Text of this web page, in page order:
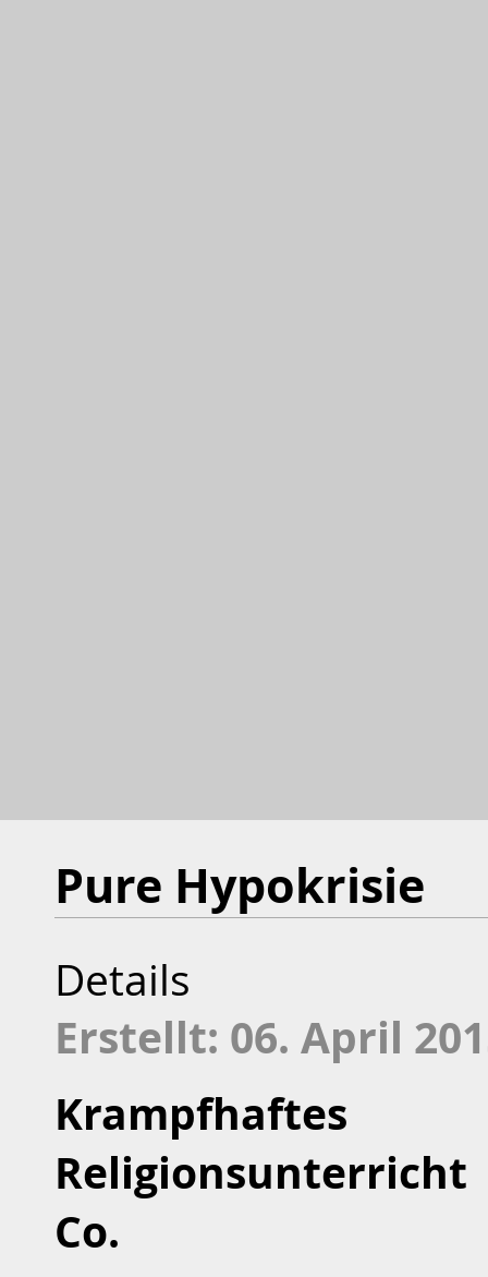
Pure Hypokrisie
Details
Erstellt: 06. April
Co.